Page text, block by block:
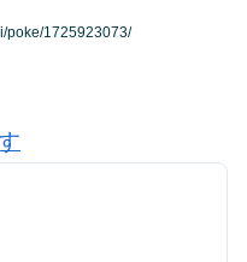
poke/1725923073/